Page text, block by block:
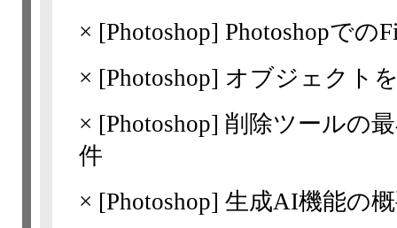
× [Photoshop] Photoshopでの
× [Photoshop] オブジェクト
× [Photoshop] 削除ツールの
件
× [Photoshop] 生成AI機能の